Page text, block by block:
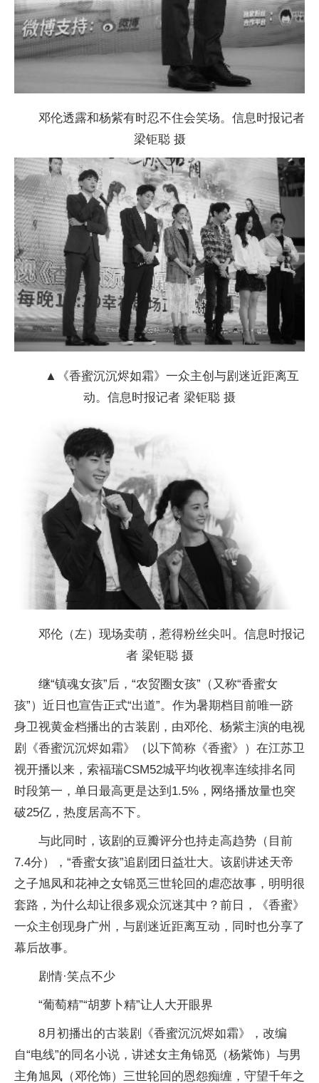
邓伦透露和杨紫有时忍不住会笑场。信息时报记者
梁钜聪 摄
▲《香蜜沉沉烬如霜》一众主创与剧迷近距离互
动。信息时报记者 梁钜聪 摄
邓伦（左）现场卖萌，惹得粉丝尖叫。信息时报记
者 梁钜聪 摄
继“镇魂女孩”后，“农贸圈女孩”（又称“香蜜女
孩”）近日也宣告正式“出道”。作为暑期档目前唯一跻
身卫视黄金档播出的古装剧，由邓伦、杨紫主演的电视
剧《香蜜沉沉烬如霜》（以下简称《香蜜》）在江苏卫
视开播以来，索福瑞CSM52城平均收视率连续排名同
时段第一，单日最高更是达到1.5%，网络播放量也突
破25亿，热度居高不下。
与此同时，该剧的豆瓣评分也持走高趋势（目前
7.4分），“香蜜女孩”追剧团日益壮大。该剧讲述天帝
之子旭凤和花神之女锦觅三世轮回的虐恋故事，明明很
套路，为什么却让很多观众沉迷其中？前日，《香蜜》
一众主创现身广州，与剧迷近距离互动，同时也分享了
幕后故事。
剧情·笑点不少
“葡萄精”“胡萝卜精”让人大开眼界
8月初播出的古装剧《香蜜沉沉烬如霜》，改编
自“电线”的同名小说，讲述女主角锦觅（杨紫饰）与男
主角旭凤（邓伦饰）三世轮回的恩怨痴缠，守望千年之